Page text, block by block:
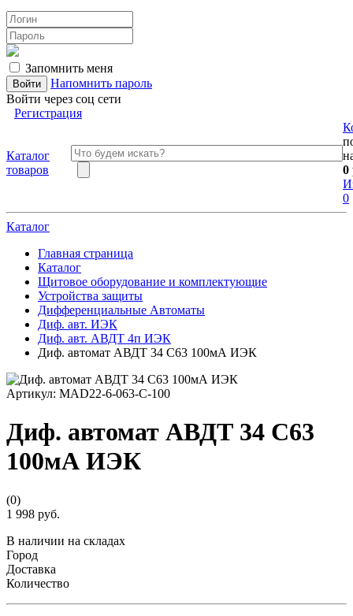
Запомнить меня
Напомнить пароль
Войти через соц сети
Регистрация
Каталог
товаров
0
0
Каталог
Главная страница
Каталог
Щитовое оборудование и комплектующие
Устройства защиты
Дифференциальные Автоматы
Диф. авт. ИЭК
Диф. авт. АВДТ 4п ИЭК
Диф. автомат АВДТ 34 C63 100мА ИЭК
Артикул: MAD22-6-063-C-100
Диф. автомат АВДТ 34 C63
100мА ИЭК
(0)
1 998 руб.
В наличии на складах
Город
Доставка
Количество